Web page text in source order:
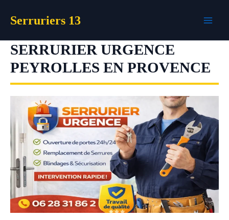
Serruriers 13
SERRURIER URGENCE
PEYROLLES EN PROVENCE